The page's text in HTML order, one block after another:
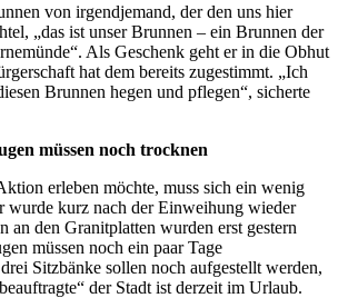
von irgendjemand, der den uns hier
„das ist unser Brunnen – ein Brunnen der
Als Geschenk geht er in die Obhut
hat dem bereits zugestimmt. „Ich
Brunnen hegen und pflegen“, sicherte
müssen noch trocknen
erleben möchte, muss sich ein wenig
wurde kurz nach der Einweihung wieder
an den Granitplatten wurden erst gestern
müssen noch ein paar Tage
Sitzbänke sollen noch aufgestellt werden,
der Stadt ist derzeit im Urlaub.